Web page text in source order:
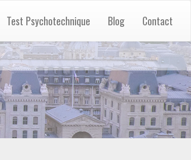
Test Psychotechnique Blog Contact